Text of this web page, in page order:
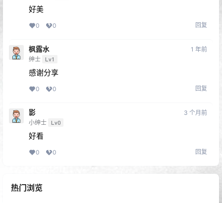
好美
0 0 回复
枫露水
绅士 Lv1
1 年前
感谢分享
0 0 回复
影
小绅士 Lv0
3 个月前
好看
0 0 回复
热门浏览